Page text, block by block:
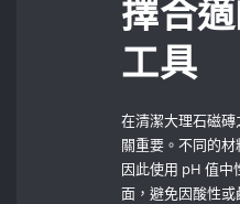
擇合
工具
在清潔大理石磁
關重要。不同的
因此使用 pH ‍值中
面，避免因酸性